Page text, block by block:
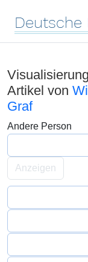
Deutsche
Artikel von
Graf
Andere Person
Anzeigen